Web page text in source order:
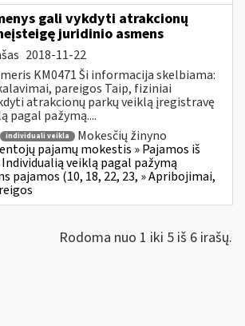
gali vykdyti atrakcionų
juridinio asmens
2018-11-22
KM0471 Ši informacija skelbiama:
pareigos Taip, fiziniai
atrakcionų parkų veiklą įregistravę
pagal pažymą....
individuali veikla
Mokesčių žinyno
pajamų mokestis » Pajamos iš
veiklą pagal pažymą
pajamos (10, 18, 22, 23, » Apribojimai,
Rodoma nuo 1 iki 5 iš 6 irašų.